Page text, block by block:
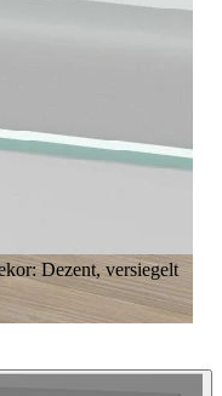
Dezent, versiegelt